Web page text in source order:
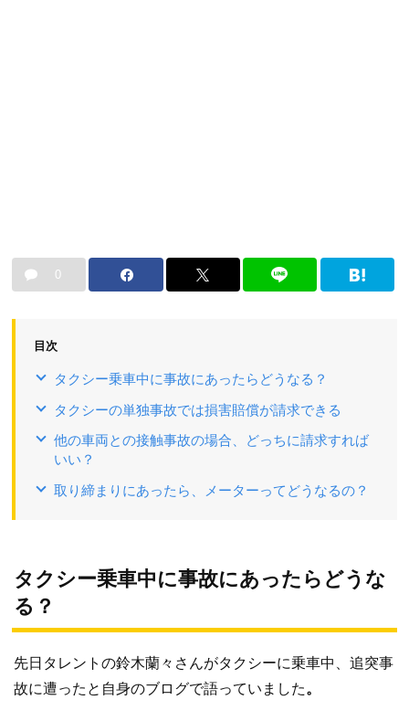
0
目次
タクシー乗車中に事故にあったらどうなる？
タクシーの単独事故では損害賠償が請求できる
他の車両との接触事故の場合、どっちに請求すれば
いい？
取り締まりにあったら、メーターってどうなるの？
タクシー乗車中に事故にあったらどうな
る？
先日タレントの鈴木蘭々さんがタクシーに乗車中、追突事
故に遭ったと自身のブログで語っていました。